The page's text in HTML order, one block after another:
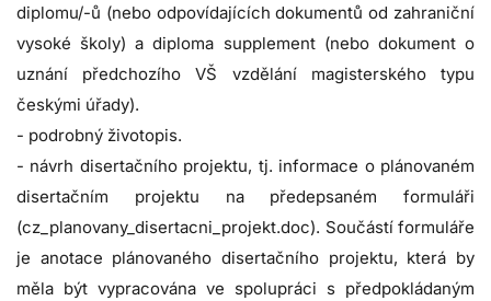
diplomu/-ů (nebo odpovídajících dokumentů od zahraniční
vysoké školy) a diploma supplement (nebo dokument o
uznání předchozího VŠ vzdělání magisterského typu
českými úřady).
- podrobný životopis.
- návrh disertačního projektu, tj. informace o plánovaném
disertačním projektu na předepsaném formuláři
(cz_planovany_disertacni_projekt.doc). Součástí formuláře
je anotace plánovaného disertačního projektu, která by
měla být vypracována ve spolupráci s předpokládaným